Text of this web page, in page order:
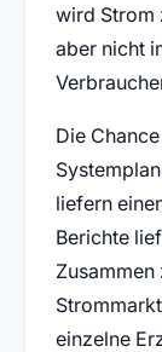
wird Strom
aber nicht
Die
liefern
Berichte
Zusammen
einzelne